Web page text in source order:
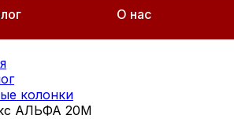
О нас
колонки
АЛЬФА 20M